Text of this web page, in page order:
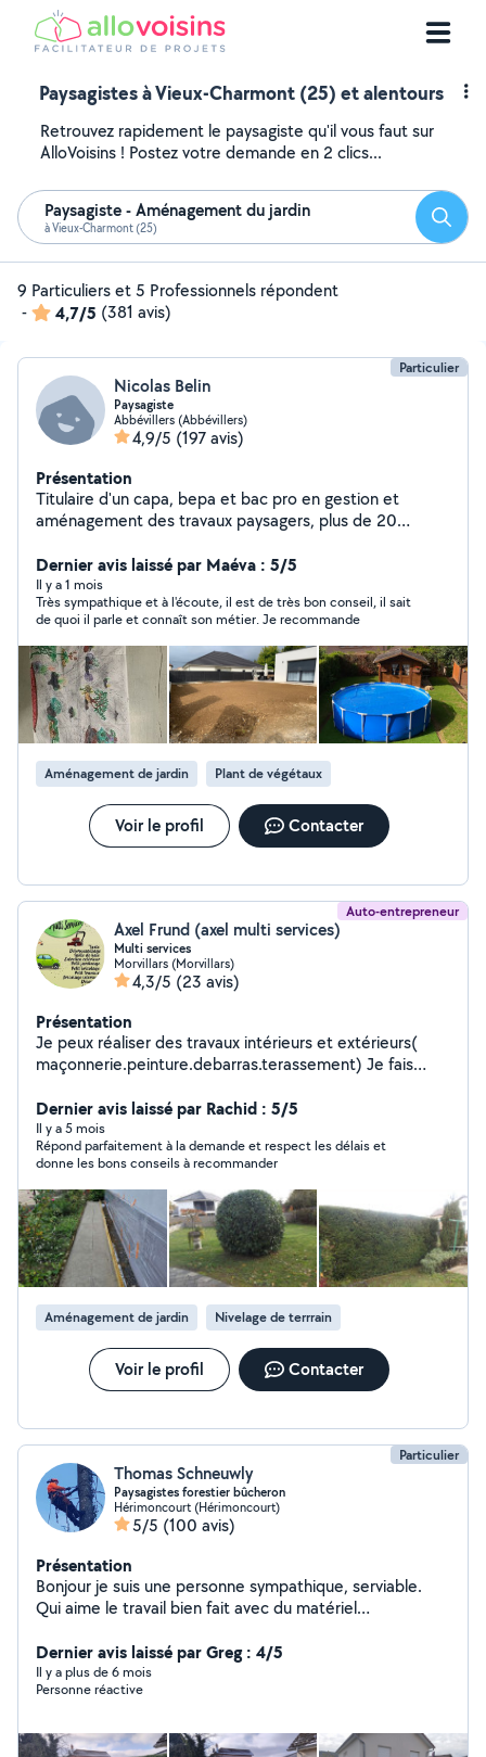
Paysagistes à Vieux-Charmont (25) et alentours
Retrouvez rapidement le paysagiste qu'il vous faut sur
AlloVoisins ! Postez votre demande en 2 clics...
Paysagiste - Aménagement du jardin
à Vieux-Charmont (25)
9 Particuliers et 5 Professionnels répondent
-
4,7/5 (381 avis)
Particulier
Nicolas Belin
Paysagiste
Abbévillers (Abbévillers)
4,9/5 (197 avis)
Présentation
Titulaire d'un capa, bepa et bac pro en gestion et
aménagement des travaux paysagers, plus de 20
travailleur, soigneux, créatif. Ma priorité : que les voisins
soient à 300% satisfaits de mon travail.
Dernier avis laissé par Maéva : 5/5
Il y a 1 mois
Très sympathique et à l'écoute, il est de très bon conseil, il sait
de quoi il parle et connaît son métier. Je recommande
Aménagement de jardin Plant de végétaux
Voir le profil Contacter
Auto-entrepreneur
Axel Frund (axel multi services)
Multi services
Morvillars (Morvillars)
4,3/5 (23 avis)
Présentation
Je peux réaliser des travaux intérieurs et extérieurs(
maçonnerie.peinture.debarras.terassement) Je fais
Dernier avis laissé par Rachid : 5/5
Il y a 5 mois
Répond parfaitement à la demande et respect les délais et
donne les bons conseils à recommander
Aménagement de jardin Nivelage de terrrain
Voir le profil Contacter
Particulier
Thomas Schneuwly
Paysagistes forestier bûcheron
Hérimoncourt (Hérimoncourt)
5/5 (100 avis)
Présentation
Bonjour je suis une personne sympathique, serviable.
Qui aime le travail bien fait avec du matériel
paysager, j'aime la création paysagère, taille arbres
fruitiers, ornementales et de haies , tonte . J'effectue
tout ce qui est élagage d'arbres dangereux. la
de mon travail cela est une priorité pour moi. d'autres
Dernier avis laissé par Greg : 4/5
Il y a plus de 6 mois
Personne réactive